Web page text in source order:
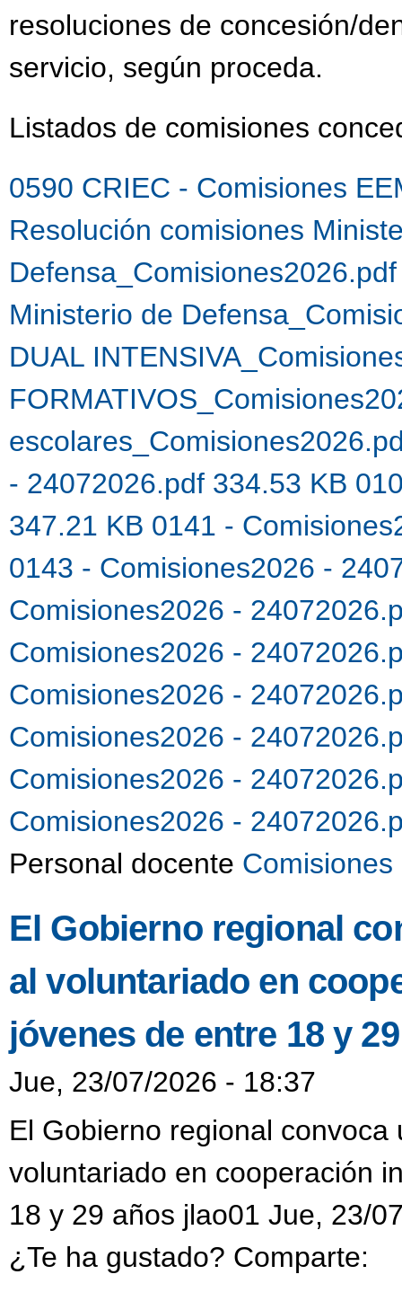
resoluciones de concesión/
servicio, según proceda.
Listados de comisiones
0590 CRIEC - Comisiones
Resolución comisiones
Ministerio de
DUAL
- 24072026.pdf 334.53 KB
347.21 KB 0141 -
0143 - Comisiones2026 -
Comisiones2026 -
Comisiones2026 -
Comisiones2026 -
Comisiones2026 -
Comisiones2026 -
Comisiones2026 -
Personal docente
El Gobierno regional
al voluntariado en
jóvenes de entre 18 y
Jue, 23/07/2026 - 18:37
El Gobierno regional
voluntariado en cooperación
18 y 29 años jlao01 Jue, 23/
¿Te ha gustado? Comparte: